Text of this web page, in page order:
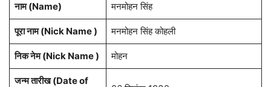
नाम (Name) मनमोहन सिंह
पूरा नाम (Nick Name ) मनमोहन सिंह कोहली
निक नेम (Nick Name ) मोहन
जन्म तारीख (Date of